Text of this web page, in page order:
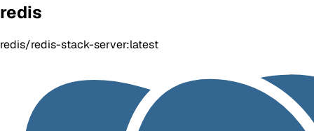
redis
redis/redis-stack-server:latest